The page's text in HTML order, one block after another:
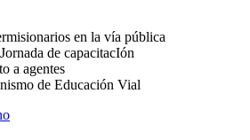
en la vía pública
de capacitacIón
a agentes
de Educación Vial